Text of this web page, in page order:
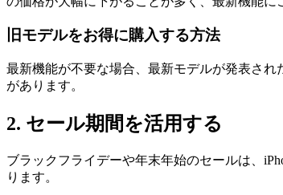
旧モデルをお得に購入する方法
最新機能が不要な場合、最新モデルが発表され
があります。
2. セール期間を活用する
ブラックフライデーや年末年始のセールは、
ります。